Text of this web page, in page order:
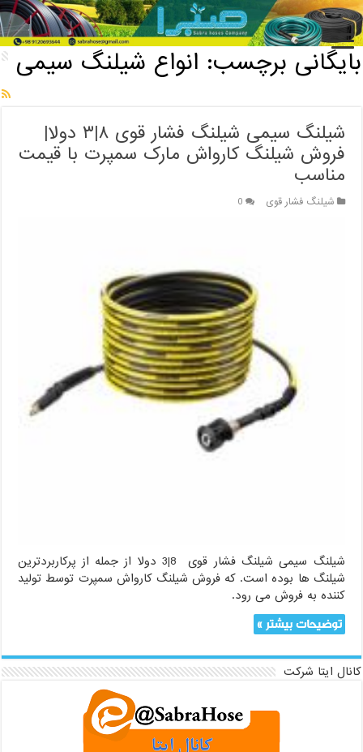
خانه / بایگانی برچسب: انواع شیلنگ سیمی
بایگانی برچسب: انواع شیلنگ سیمی
شیلنگ سیمی شیلنگ فشار قوی ۸|۳ دولا|
فروش شیلنگ کارواش مارک سمپرت با قیمت
مناسب
شیلنگ فشار قوی 0
شیلنگ سیمی شیلنگ فشار قوی 8|3 دولا از جمله از پرکاربردترین
شیلنگ ها بوده است. که فروش شیلنگ کارواش سمپرت توسط تولید
کننده به فروش می رود.
توضیحات بیشتر »
کانال ایتا شرکت